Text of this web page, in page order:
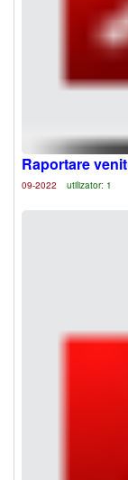
Raportare
09-2022
utilizator: 1